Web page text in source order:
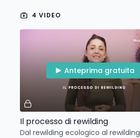
4 VIDEO
Anteprima gratuita
Il processo di rewilding
Dal rewilding ecologico al rewilding